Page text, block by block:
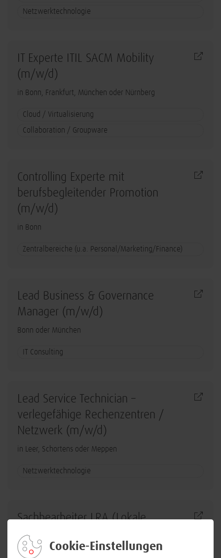
Cookie-Einstellungen
Netzwerktechnologie
IT Experte ITIL SACM Mobility
(m/w/d)
in Bonn, Frankfurt, München oder Nürnberg
Cloud / Virtualisierung
Collaboration / Groupware
Controlling Experte mit
berufsbegleitender Promotion
(m/w/d)
in Bonn
Zentralbereiche (u.a. Personal/Marketing/Finance)
Lead Business & Governance
Manager (m/w/d)
Bonn oder München
IT Consulting
Lead Service Technician –
verlegefähige Rechenzentren /
Netzwerk (m/w/d)
in Leer, Schortens oder Meppen
Netzwerktechnologie
Sachbearbeiter LRA (Lokale
Registrierungs- und
Ausweisstelle) (m/w/d)